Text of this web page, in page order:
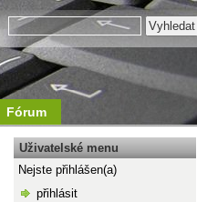
Fórum
Uživatelské menu
Nejste přihlášen(a)
přihlásit